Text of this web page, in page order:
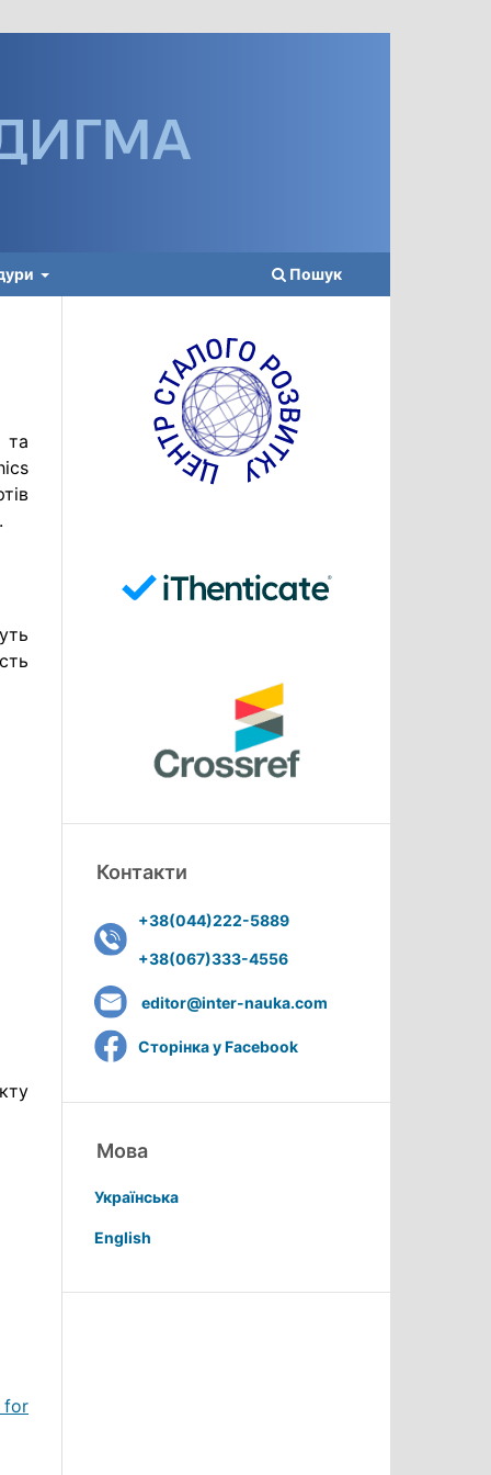
Пошук
та
for
Контакти
+38(044)222-5889
+38(067)333-4556
editor@inter-nauka.com
Сторінка у Facebook
Мова
Українська
English